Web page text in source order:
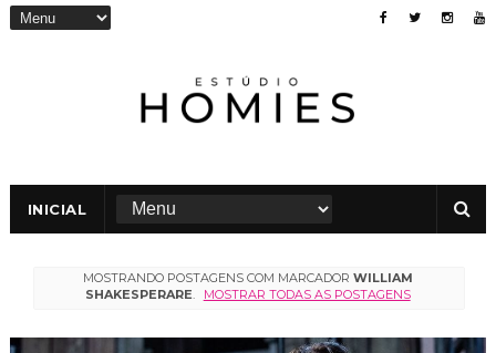
INICIAL
MOSTRANDO POSTAGENS COM MARCADOR WILLIAM
SHAKESPERARE. MOSTRAR TODAS AS POSTAGENS